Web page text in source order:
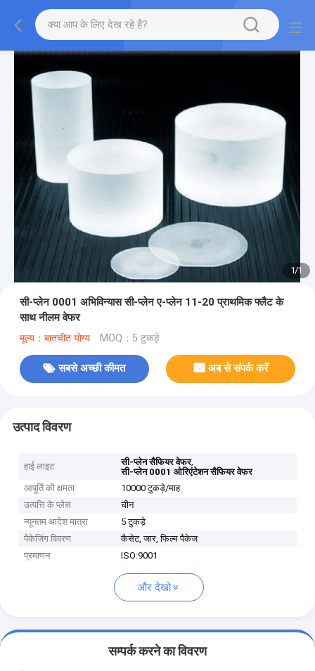
1/1
सी-प्लेन 0001 अभिविन्यास सी-प्लेन ए-प्लेन 11-20 प्राथमिक फ्लैट के
साथ नीलम वेफर
मूल्य：बातचीत योग्य MOQ：5 टुकड़े
सबसे अच्छी कीमत अब से संपर्क करें
उत्पाद विवरण
हाई लाइट सी-प्लेन सैफियर वेफर,
सी-प्लेन 0001 ओरिएंटेशन सैफियर वेफर
आपूर्ति की क्षमता
10000 टुकड़े/माह
उत्पत्ति के प्लेस
चीन
न्यूनतम आदेश मात्रा
5 टुकड़े
पैकेजिंग विवरण
कैसेट, जार, फिल्म पैकेज
प्रमाणन
ISO:9001
और देखो
सम्पर्क करने का विवरण